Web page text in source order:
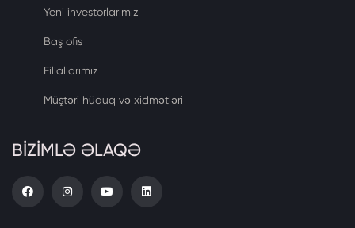
Yeni investorlarımız
Baş ofis
Filiallarımız
Müştəri hüquq və xidmətləri
BİZİMLƏ ƏLAQƏ